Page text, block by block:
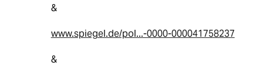
&
www.spiegel.de/pol...-0000-000041758237
&